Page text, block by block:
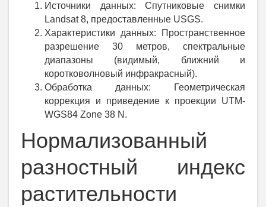
Источники данных: Спутниковые снимки
Landsat 8, предоставленные USGS.
Характеристики данных: Пространственное
разрешение 30 метров, спектральные
диапазоны (видимый, ближний и
коротковолновый инфракрасный).
Обработка данных: Геометрическая
коррекция и приведение к проекции UTM-
WGS84 Zone 38 N.
Нормализованный
разностный индекс
растительности